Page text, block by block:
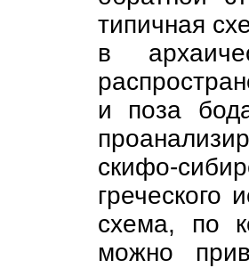
типичная
в
и поза
скифо-
греческого
схема, по
можно